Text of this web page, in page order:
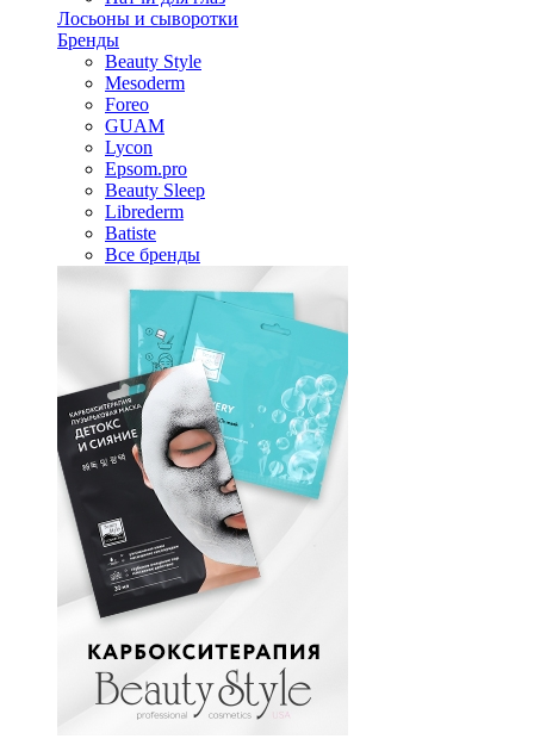
Лосьоны и сыворотки
Бренды
Beauty Style
Mesoderm
Foreo
GUAM
Lycon
Epsom.pro
Beauty Sleep
Librederm
Batiste
Все бренды